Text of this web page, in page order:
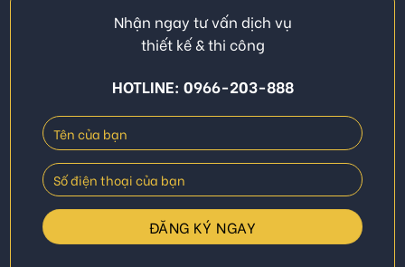
Nhận ngay tư vấn dịch vụ
thiết kế & thi công
HOTLINE: 0966-203-888